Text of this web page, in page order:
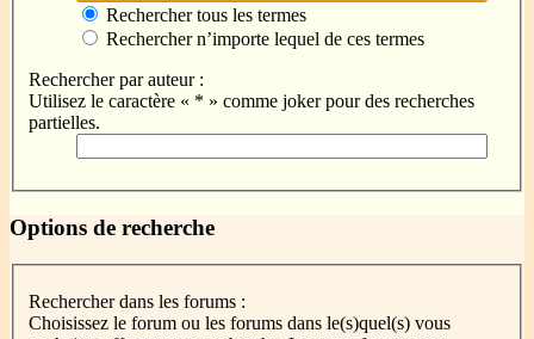
Rechercher tous les termes
Rechercher n’importe lequel de ces termes
Rechercher par auteur :
Utilisez le caractère « * » comme joker pour des recherches
partielles.
Options de recherche
Rechercher dans les forums :
Choisissez le forum ou les forums dans le(s)quel(s) vous